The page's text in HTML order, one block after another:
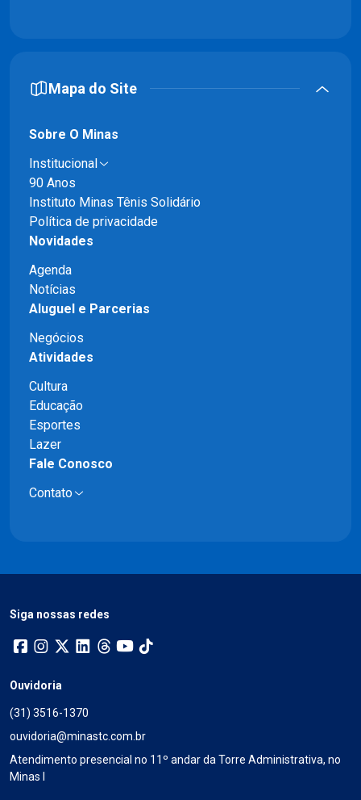
Mapa do Site
Sobre O Minas
Institucional
90 Anos
Instituto Minas Tênis Solidário
Política de privacidade
Novidades
Agenda
Notícias
Aluguel e Parcerias
Negócios
Atividades
Cultura
Educação
Esportes
Lazer
Fale Conosco
Contato
Siga nossas redes
Ouvidoria
(31) 3516-1370
ouvidoria@minastc.com.br
Atendimento presencial no 11º andar da Torre Administrativa, no
Minas I